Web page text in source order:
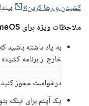
کشیدن و رها کردن»
ملاحظات ویژه برای ChromeOS
به یاد داشته باشید
خارج از برنامه
درخواست مجوز
یک آیتم برای اینکه